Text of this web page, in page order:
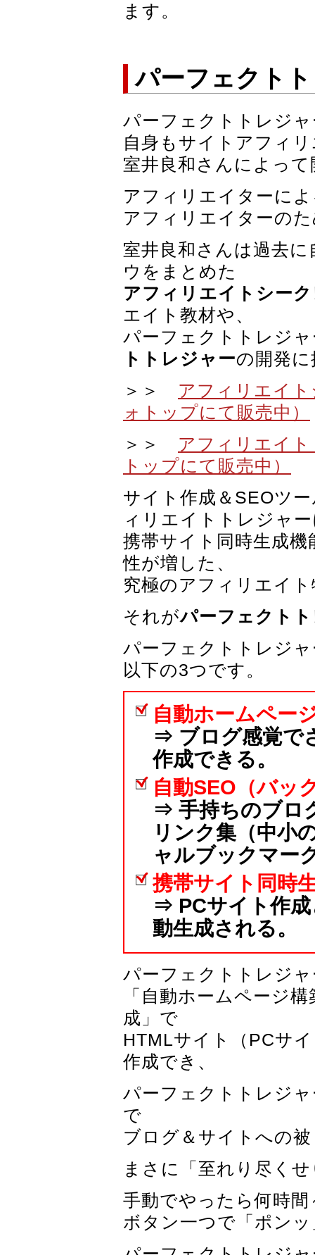
ます。
パーフェクト
パーフェクトトレジ
自身もサイトアフィ
室井良和さんによっ
アフィリエイターに
アフィリエイターの
室井良和さんは過去
ウをまとめた
アフィリエイトシー
エイト教材や、
パーフェクトトレジ
トトレジャーの開発
＞＞ アフィリエイ
ォトップにて販売中）
＞＞ アフィリエイ
トップにて販売中）
サイト作成＆SEOツ
ィリエイトトレジャ
携帯サイト同時生成
性が増した、
究極のアフィリエイ
それがパーフェクト
パーフェクトトレジ
以下の3つです。
自動ホームペー
⇒ ブログ感覚で
作成できる。
自動SEO（バッ
⇒ 手持ちのブロ
リンク集（中小
ャルブックマー
携帯サイト同時
⇒ PCサイト作成
動生成される。
パーフェクトトレジ
「自動ホームページ
成」で
HTMLサイト（PCサ
作成でき、
パーフェクトトレジ
で
ブログ＆サイトへの
まさに「至れり尽く
手動でやったら何時
ボタン一つで「ポン